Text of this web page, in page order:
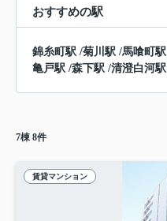
おすすめの駅
錦糸町駅 /菊川駅 /馬喰町駅
亀戸駅 /森下駅 /清澄白河駅
7棟 8件
賃貸マンション